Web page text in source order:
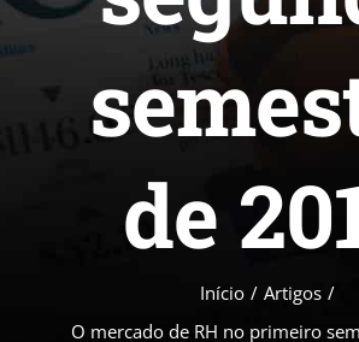
de
Início / Artigos /
O mercado de RH no primeiro